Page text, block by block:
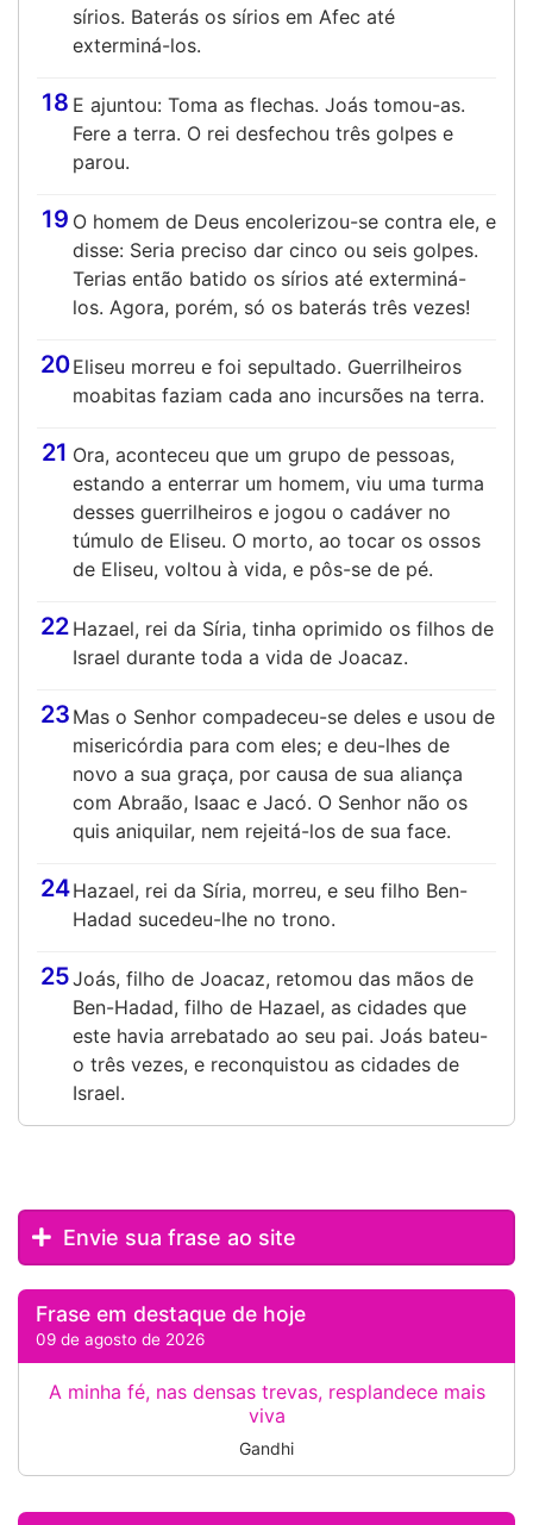
sírios. Baterás os sírios em Afec até
exterminá-los.
18 E ajuntou: Toma as flechas. Joás tomou-as.
Fere a terra. O rei desfechou três golpes e
parou.
19 O homem de Deus encolerizou-se contra ele, e
disse: Seria preciso dar cinco ou seis golpes.
Terias então batido os sírios até exterminá-
los. Agora, porém, só os baterás três vezes!
20Eliseu morreu e foi sepultado. Guerrilheiros
moabitas faziam cada ano incursões na terra.
21 Ora, aconteceu que um grupo de pessoas,
estando a enterrar um homem, viu uma turma
desses guerrilheiros e jogou o cadáver no
túmulo de Eliseu. O morto, ao tocar os ossos
de Eliseu, voltou à vida, e pôs-se de pé.
22 Hazael, rei da Síria, tinha oprimido os filhos de
Israel durante toda a vida de Joacaz.
23 Mas o Senhor compadeceu-se deles e usou de
misericórdia para com eles; e deu-lhes de
novo a sua graça, por causa de sua aliança
com Abraão, Isaac e Jacó. O Senhor não os
quis aniquilar, nem rejeitá-los de sua face.
24Hazael, rei da Síria, morreu, e seu filho Ben-
Hadad sucedeu-lhe no trono.
25Joás, filho de Joacaz, retomou das mãos de
Ben-Hadad, filho de Hazael, as cidades que
este havia arrebatado ao seu pai. Joás bateu-
o três vezes, e reconquistou as cidades de
Israel.
Envie sua frase ao site
Frase em destaque de hoje
09 de agosto de 2026
A minha fé, nas densas trevas, resplandece mais
viva
Gandhi